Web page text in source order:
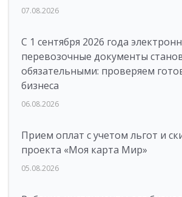
07.08.2026
С 1 сентября 2026 года
перевозочные документы
обязательными: проверяем
бизнеса
06.08.2026
Прием оплат с учетом льгот и
проекта «Моя карта Мир»
05.08.2026